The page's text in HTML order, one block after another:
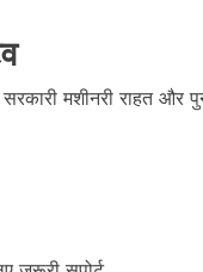
मशीनरी राहत और